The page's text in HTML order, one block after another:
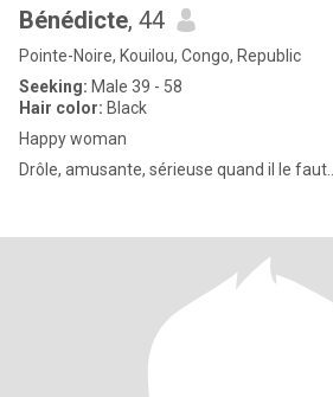
Bénédicte, 44
Pointe-Noire, Kouilou, Congo, Republic
Seeking: Male 39 - 58
Hair color: Black
Happy woman
Drôle, amusante, sérieuse quand il le faut....